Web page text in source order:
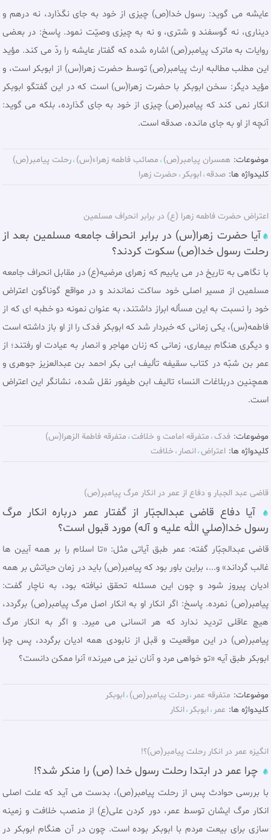
عایشه می گوید: رسول خدا(ص) چیزی از خود به جای نگذارد، نه درهم و
دیناری، نه گوسفند و شتری، و نه به چیزی وصیّت نمود. پاسخ: در بعضی
روایات به ماترک پیامبر(ص) اشاره شده که گفتار عایشه را ردّ می کند. مؤید
این مطلب مطالبه ارث پیامبر(ص) توسط حضرت زهرا(س) از ابوبکر است، و
مؤید دیگر: سخن ابوبکر با حضرت زهرا(س) است که در این گفتگو ابوبکر
انکار نمی کند که پیامبر(ص) چیزی از خود به جای گذارده، بلکه می گوید:
آنچه از او به جای مانده، صدقه است.
موضوعات: همسران پيامبر(ص) مصائب فاطمه زهراء(س) رحلت پيامبر(ص)
کلیدواژه ها: صدقه ابوبکر حضرت زهرا
اعتراض حضرت فاطمه زهرا (ع) در برابر انحراف مسلمین
آیا حضرت زهرا(س) در برابر انحراف جامعه مسلمین بعد از
رحلت رسول خدا(ص) سکوت کردند؟
با نگاهی به تاریخ در می یابیم که زهرای مرضیه(ع) در مقابل انحراف جامعه
مسلمین از مسیر اصلی خود ساکت نماندند و در مواقع گوناگون اعتراض
خود را نسبت به این مسأله ابراز داشتند، به عنوان نمونه دو خطبه ای که از
فاطمه(س)، یکی زمانی که خبردار شد که ابوبکر فدک را از او باز داشته است
و دیگری هنگام بیماری، زمانی که زنان مهاجر و انصار به عیادت او رفتند؛ از
عمر بن شبّه در کتاب سقیفه تألیف ابی بکر احمد بن عبدالعزیز جوهری و
همچنین دربلاغات النساء تالیف ابن طیفور نقل شده، نشانگر این اعتراض
است.
موضوعات: فدک متفرقه امامت و خلافت متفرقه فاطمة الزهرا(س)
کلیدواژه ها: اعتراض انصار خلافت
قاضی عبد الجبار و دفاع از عمر در انکار مرگ پیامبر(ص)
آیا دفاع قاضی عبدالجبّار از گفتار عمر درباره انکار مرگ
رسول خدا(صلي الله عليه و آله) مورد قبول است؟
قاضی عبدالجبّار گفته: عمر طبق آیاتی مثل: «تا اسلام را بر همه آیین ها
غالب گرداند» و...، براین باور بود که پیامبر(ص) باید در زمان حیاتش بر همه
ادیان پیروز شود و چون این مسئله تحقق نیافته بود، به ناچار گفت:
پیامبر(ص) نمرده. پاسخ: اگر انکار او به انکار اصل مرگ پیامبر(ص) برگردد،
هیچ عاقلی تردید ندارد که هر انسانی می میرد. و اگر به انکار مرگ
پیامبر(ص) در این موقعیت و قبل از نابودی همه ادیان برگردد، پس چرا
ابوبکر طبق آیه «تو خواهی مرد و آنان نیز می میرند» آنرا ممکن دانست؟
موضوعات: متفرقه عمر رحلت پيامبر(ص) ابوبکر
کلیدواژه ها: عمر ابوبکر انکار
انگیزه عمر در انکار رحلت پیامبر(ص)؟!
چرا عمر در ابتدا رحلت رسول خدا (ص) را منکر شد؟!
با بررسی حوادث پس از رحلت پیامبر(ص)، بدست می آید که علت اصلی
انکار مرگ ایشان توسط عمر، دور کردن علی(ع) از منصب خلافت و زمینه
سازی برای بیعت مردم با ابوبکر بوده است. چون در آن هنگام ابوبکر در